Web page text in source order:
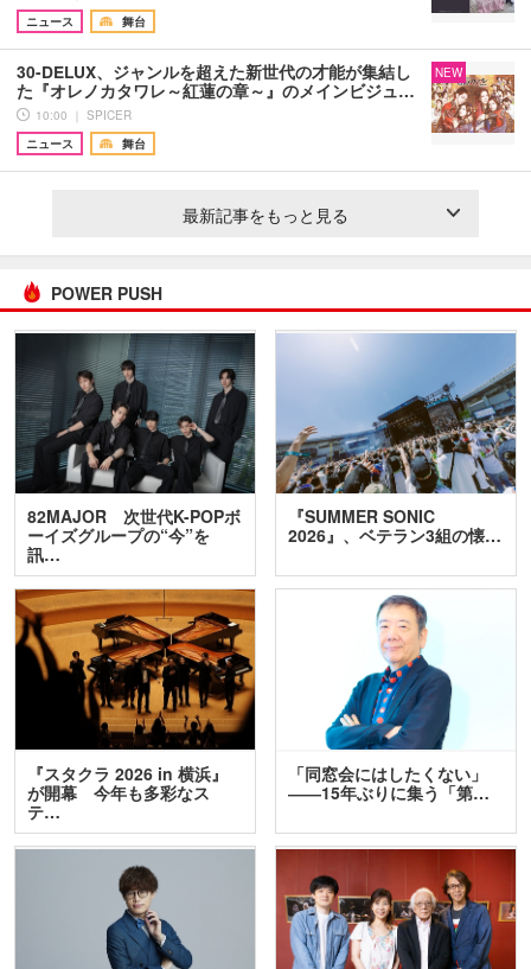
ニュース
舞台
30-DELUX、ジャンルを超えた新世代の才能が集結し
た『オレノカタワレ～紅蓮の章～』のメインビジュ…
10:00 ｜ SPICER
ニュース
舞台
NEW
最新記事をもっと見る
POWER PUSH
82MAJOR 次世代K-POPボ
ーイズグループの“今”を
訊…
『SUMMER SONIC
2026』、ベテラン3組の懐…
『スタクラ 2026 in 横浜』
が開幕 今年も多彩なス
テ…
「同窓会にはしたくない」
――15年ぶりに集う「第…